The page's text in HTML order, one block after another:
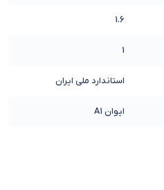
1.6
1
استاندارد ملی ایران
ایوان A1